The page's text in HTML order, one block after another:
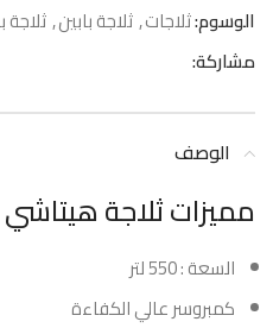
الوسوم:ثلاجات,ثلاجة بابين,
مشاركة:
الوصف
مميزات ثلاجة هيتاشي بابين 21
السعة : 550 لتر
كمبروسر عالي الكفاءة